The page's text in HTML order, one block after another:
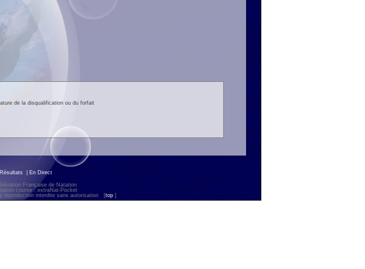
de la disqualification ou du forfait
Résultats En Direct
Française de Natation
course : extraNat-Pocket
reproduction interdite sans autorisation
[top ]